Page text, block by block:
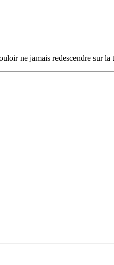
ne jamais redescendre sur la